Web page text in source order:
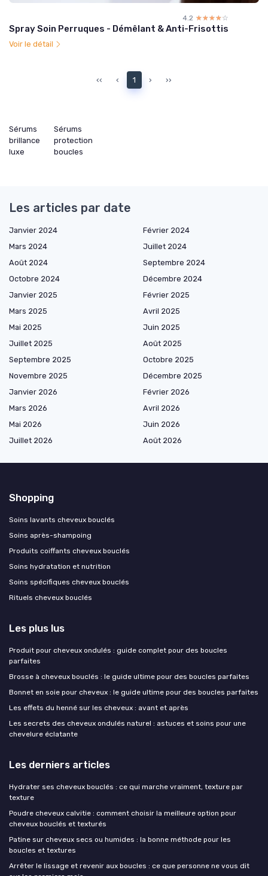
4.2 ☆☆☆☆☆
★★★★★
Spray Soin Perruques - Démêlant & Anti-Frisottis
Voir le détail
‹‹ ‹ 1 › ››
Sérums
brillance
luxe
Sérums
protection
boucles
Les articles par date
Janvier 2024
Février 2024
Mars 2024
Juillet 2024
Août 2024
Septembre 2024
Octobre 2024
Décembre 2024
Janvier 2025
Février 2025
Mars 2025
Avril 2025
Mai 2025
Juin 2025
Juillet 2025
Août 2025
Septembre 2025
Octobre 2025
Novembre 2025
Décembre 2025
Janvier 2026
Février 2026
Mars 2026
Avril 2026
Mai 2026
Juin 2026
Juillet 2026
Août 2026
Shopping
Soins lavants cheveux bouclés
Soins après-shampoing
Produits coiffants cheveux bouclés
Soins hydratation et nutrition
Soins spécifiques cheveux bouclés
Rituels cheveux bouclés
Les plus lus
Produit pour cheveux ondulés : guide complet pour des boucles
parfaites
Brosse à cheveux bouclés : le guide ultime pour des boucles parfaites
Bonnet en soie pour cheveux : le guide ultime pour des boucles parfaites
Les effets du henné sur les cheveux : avant et après
Les secrets des cheveux ondulés naturel : astuces et soins pour une
chevelure éclatante
Les derniers articles
Hydrater ses cheveux bouclés : ce qui marche vraiment, texture par
texture
Poudre cheveux calvitie : comment choisir la meilleure option pour
cheveux bouclés et texturés
Patine sur cheveux secs ou humides : la bonne méthode pour les
boucles et textures
Arrêter le lissage et revenir aux boucles : ce que personne ne vous dit